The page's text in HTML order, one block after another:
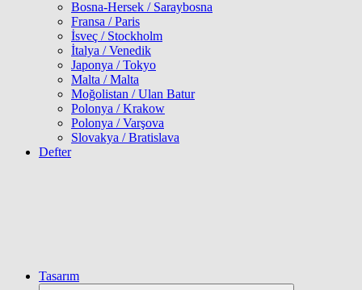
Bosna-Hersek / Saraybosna
Fransa / Paris
İsveç / Stockholm
İtalya / Venedik
Japonya / Tokyo
Malta / Malta
Moğolistan / Ulan Batur
Polonya / Krakow
Polonya / Varşova
Slovakya / Bratislava
Defter
Tasarım